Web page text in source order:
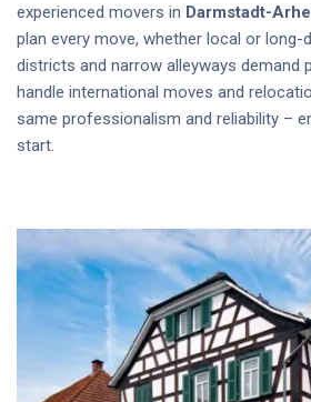
experienced movers in Darmstadt-
plan every move, whether local or long-
districts and narrow alleyways demand
handle international moves and
same professionalism and reliability –
start.